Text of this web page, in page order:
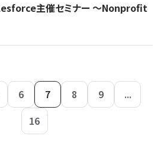
主催セミナー 〜Nonprofit
6 7 8 9
...
16